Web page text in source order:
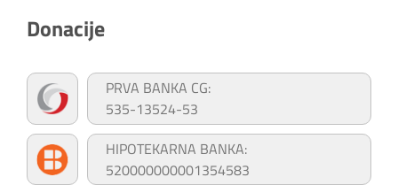
Donacije
PRVA BANKA CG:
535-13524-53
HIPOTEKARNA BANKA:
520000000001354583